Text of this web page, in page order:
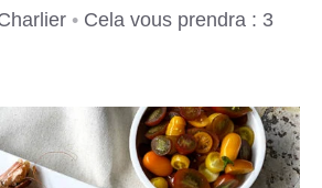
• Cela vous prendra : 3